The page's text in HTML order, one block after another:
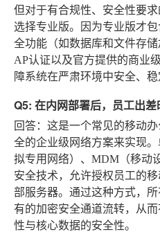
但对于有合规性、安全性要
选择专业版。因为专业版才
全功能（如数据库和文件存
AP认证以及官方提供的商业
障系统在严肃环境中安全、稳
Q5: 在内网部署后，员工出差
回答：这是一个常见的移动
全的企业级网络方案来实现
拟专用网络）、MDM（移动
安全技术，允许授权员工的
部服务器。通过这种方式，
有的加密安全通道流转，从
性与核心数据的安全性。